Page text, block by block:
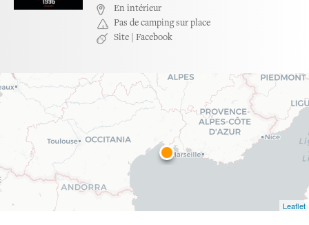
En intérieur
Pas de camping sur place
Site
Facebook
Leaflet